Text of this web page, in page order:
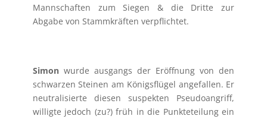
Mannschaften zum Siegen & die Dritte zur
Abgabe von Stammkräften verpflichtet.
Simonwurde ausgangs der Eröffnung von den
schwarzen Steinen am Königsflügel angefallen. Er
neutralisierte diesen suspekten Pseudoangriff,
willigte jedoch (zu?) früh in die Punkteteilung ein